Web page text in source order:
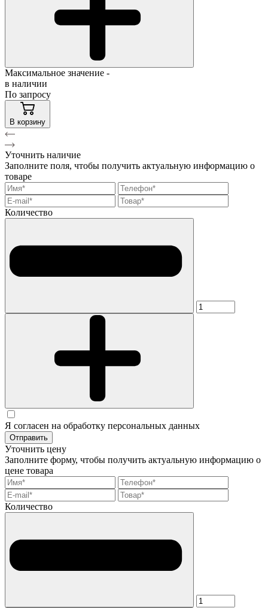
Максимальное значение -
в наличии
По запросу
В корзину
Уточнить наличие
Заполните поля, чтобы получить актуальную информацию о
товаре
Количество
Я согласен на обработку персональных данных
Отправить
Уточнить цену
Заполните форму, чтобы получить актуальную информацию о
цене товара
Количество